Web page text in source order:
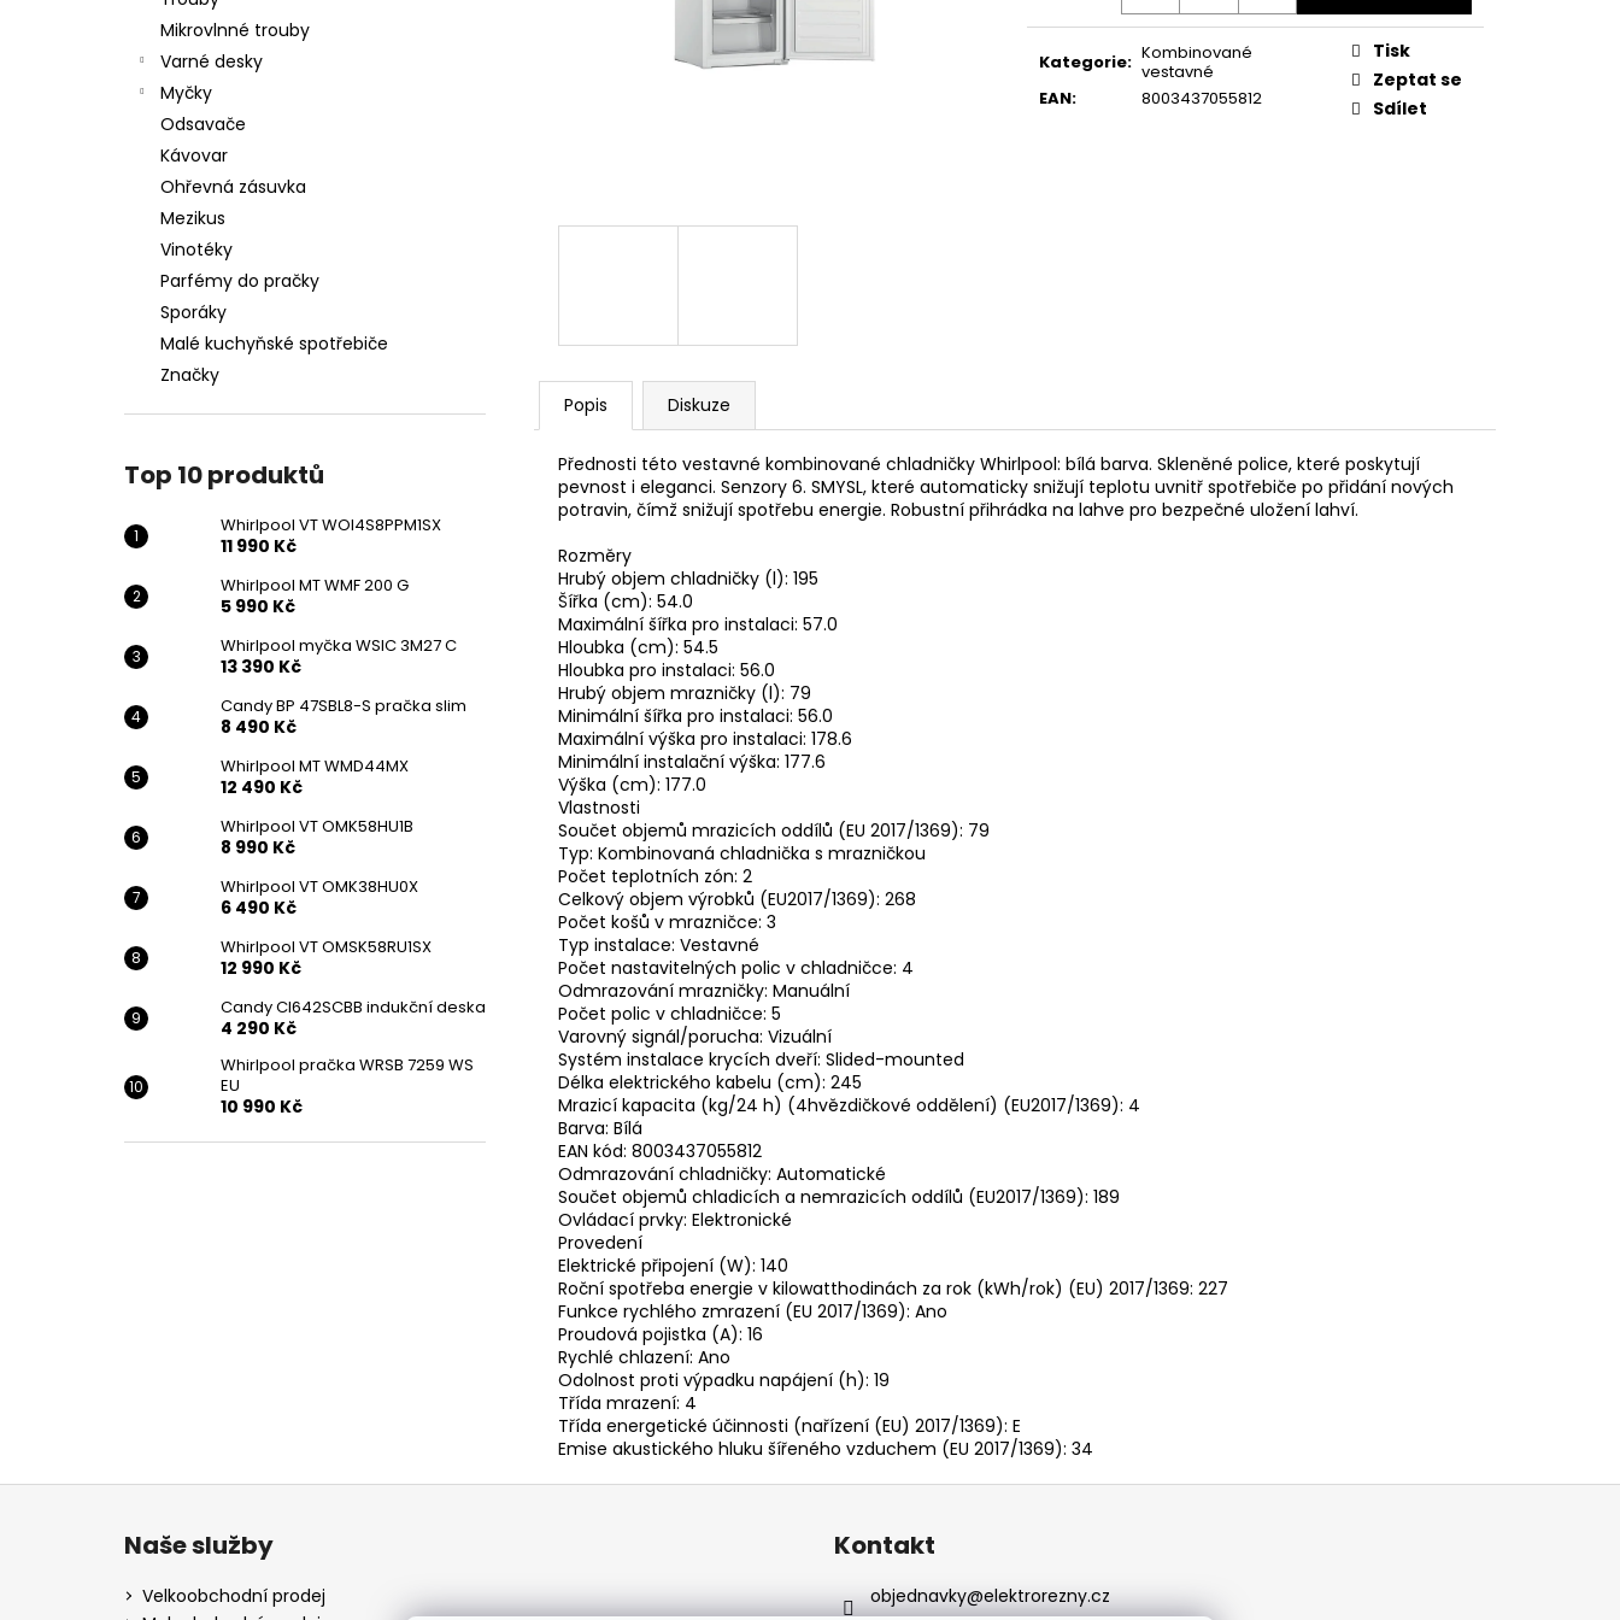
Mikrovlnné trouby
Varné desky
Myčky
Odsavače
Kávovar
Ohřevná zásuvka
Mezikus
Vinotéky
Parfémy do pračky
Sporáky
Malé kuchyňské spotřebiče
Značky
Top 10 produktů
Whirlpool VT WOI4S8PPM1SX
11 990 Kč
Whirlpool MT WMF 200 G
5 990 Kč
Whirlpool myčka WSIC 3M27 C
13 390 Kč
Candy BP 47SBL8-S pračka slim
8 490 Kč
Whirlpool MT WMD44MX
12 490 Kč
Whirlpool VT OMK58HU1B
8 990 Kč
Whirlpool VT OMK38HU0X
6 490 Kč
Whirlpool VT OMSK58RU1SX
12 990 Kč
Candy CI642SCBB indukční deska
4 290 Kč
Whirlpool pračka WRSB 7259 WS
EU
10 990 Kč
Kategorie: Kombinované
vestavné
EAN: 8003437055812
Tisk
Zeptat se
Sdílet
Popis Diskuze
Přednosti této vestavné kombinované chladničky Whirlpool: bílá barva. Skleněné police, které poskytují
pevnost i eleganci. Senzory 6. SMYSL, které automaticky snižují teplotu uvnitř spotřebiče po přidání nových
potravin, čímž snižují spotřebu energie. Robustní přihrádka na lahve pro bezpečné uložení lahví.
Rozměry
Hrubý objem chladničky (l): 195
Šířka (cm): 54.0
Maximální šířka pro instalaci: 57.0
Hloubka (cm): 54.5
Hloubka pro instalaci: 56.0
Hrubý objem mrazničky (l): 79
Minimální šířka pro instalaci: 56.0
Maximální výška pro instalaci: 178.6
Minimální instalační výška: 177.6
Výška (cm): 177.0
Vlastnosti
Součet objemů mrazicích oddílů (EU 2017/1369): 79
Typ: Kombinovaná chladnička s mrazničkou
Počet teplotních zón: 2
Celkový objem výrobků (EU2017/1369): 268
Počet košů v mrazničce: 3
Typ instalace: Vestavné
Počet nastavitelných polic v chladničce: 4
Odmrazování mrazničky: Manuální
Počet polic v chladničce: 5
Varovný signál/porucha: Vizuální
Systém instalace krycích dveří: Slided-mounted
Délka elektrického kabelu (cm): 245
Mrazicí kapacita (kg/24 h) (4hvězdičkové oddělení) (EU2017/1369): 4
Barva: Bílá
EAN kód: 8003437055812
Odmrazování chladničky: Automatické
Součet objemů chladicích a nemrazicích oddílů (EU2017/1369): 189
Ovládací prvky: Elektronické
Provedení
Elektrické připojení (W): 140
Roční spotřeba energie v kilowatthodinách za rok (kWh/rok) (EU) 2017/1369: 227
Funkce rychlého zmrazení (EU 2017/1369): Ano
Proudová pojistka (A): 16
Rychlé chlazení: Ano
Odolnost proti výpadku napájení (h): 19
Třída mrazení: 4
Třída energetické účinnosti (nařízení (EU) 2017/1369): E
Emise akustického hluku šířeného vzduchem (EU 2017/1369): 34
WHIRLPOOL VT WOI4S8PPM1SX
11 990 Kč
WHIRLPOOL MT WMF 200 G
Z
Naše služby
Velkoobchodní prodej
Kontakt
objednavky@elektrorezny.cz